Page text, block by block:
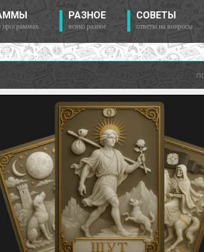
программах
РАЗНОЕ
всяко разное
СОВЕТЫ
ответы на вопросы